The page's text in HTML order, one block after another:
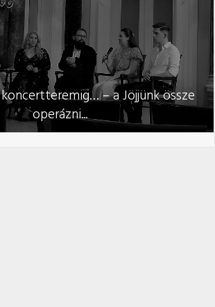
– a Jöjjünk össze
operázni...